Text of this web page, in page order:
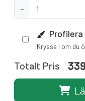
-
Kryssa i om du
Totalt Pris